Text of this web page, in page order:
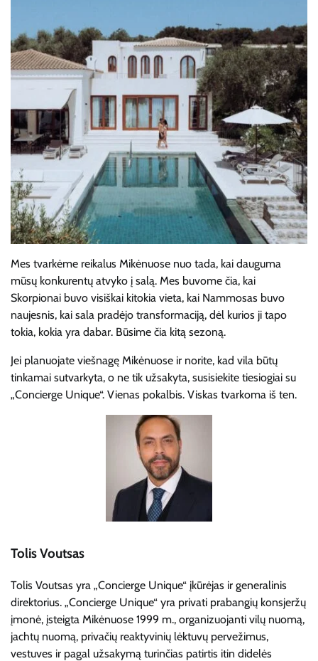
Mes tvarkėme reikalus Mikėnuose nuo tada, kai dauguma
mūsų konkurentų atvyko į salą. Mes buvome čia, kai
Skorpionai buvo visiškai kitokia vieta, kai Nammosas buvo
naujesnis, kai sala pradėjo transformaciją, dėl kurios ji tapo
tokia, kokia yra dabar. Būsime čia kitą sezoną.
Jei planuojate viešnagę Mikėnuose ir norite, kad vila būtų
tinkamai sutvarkyta, o ne tik užsakyta, susisiekite tiesiogiai su
„Concierge Unique“. Vienas pokalbis. Viskas tvarkoma iš ten.
Tolis Voutsas
Tolis Voutsas yra „Concierge Unique“ įkūrėjas ir generalinis
direktorius. „Concierge Unique“ yra privati ​​prabangių konsjeržų
įmonė, įsteigta Mikėnuose 1999 m., organizuojanti vilų nuomą,
jachtų nuomą, privačių reaktyvinių lėktuvų pervežimus,
vestuves ir pagal užsakymą turinčias patirtis itin didelės